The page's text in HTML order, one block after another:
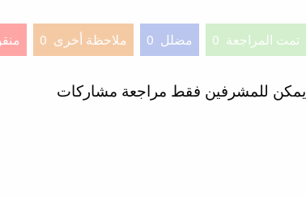
تمت المراجعة 0 مضلل 0 ملاحظة أخرى 0
يمكن للمشرفين فقط مراجعة مشاركات